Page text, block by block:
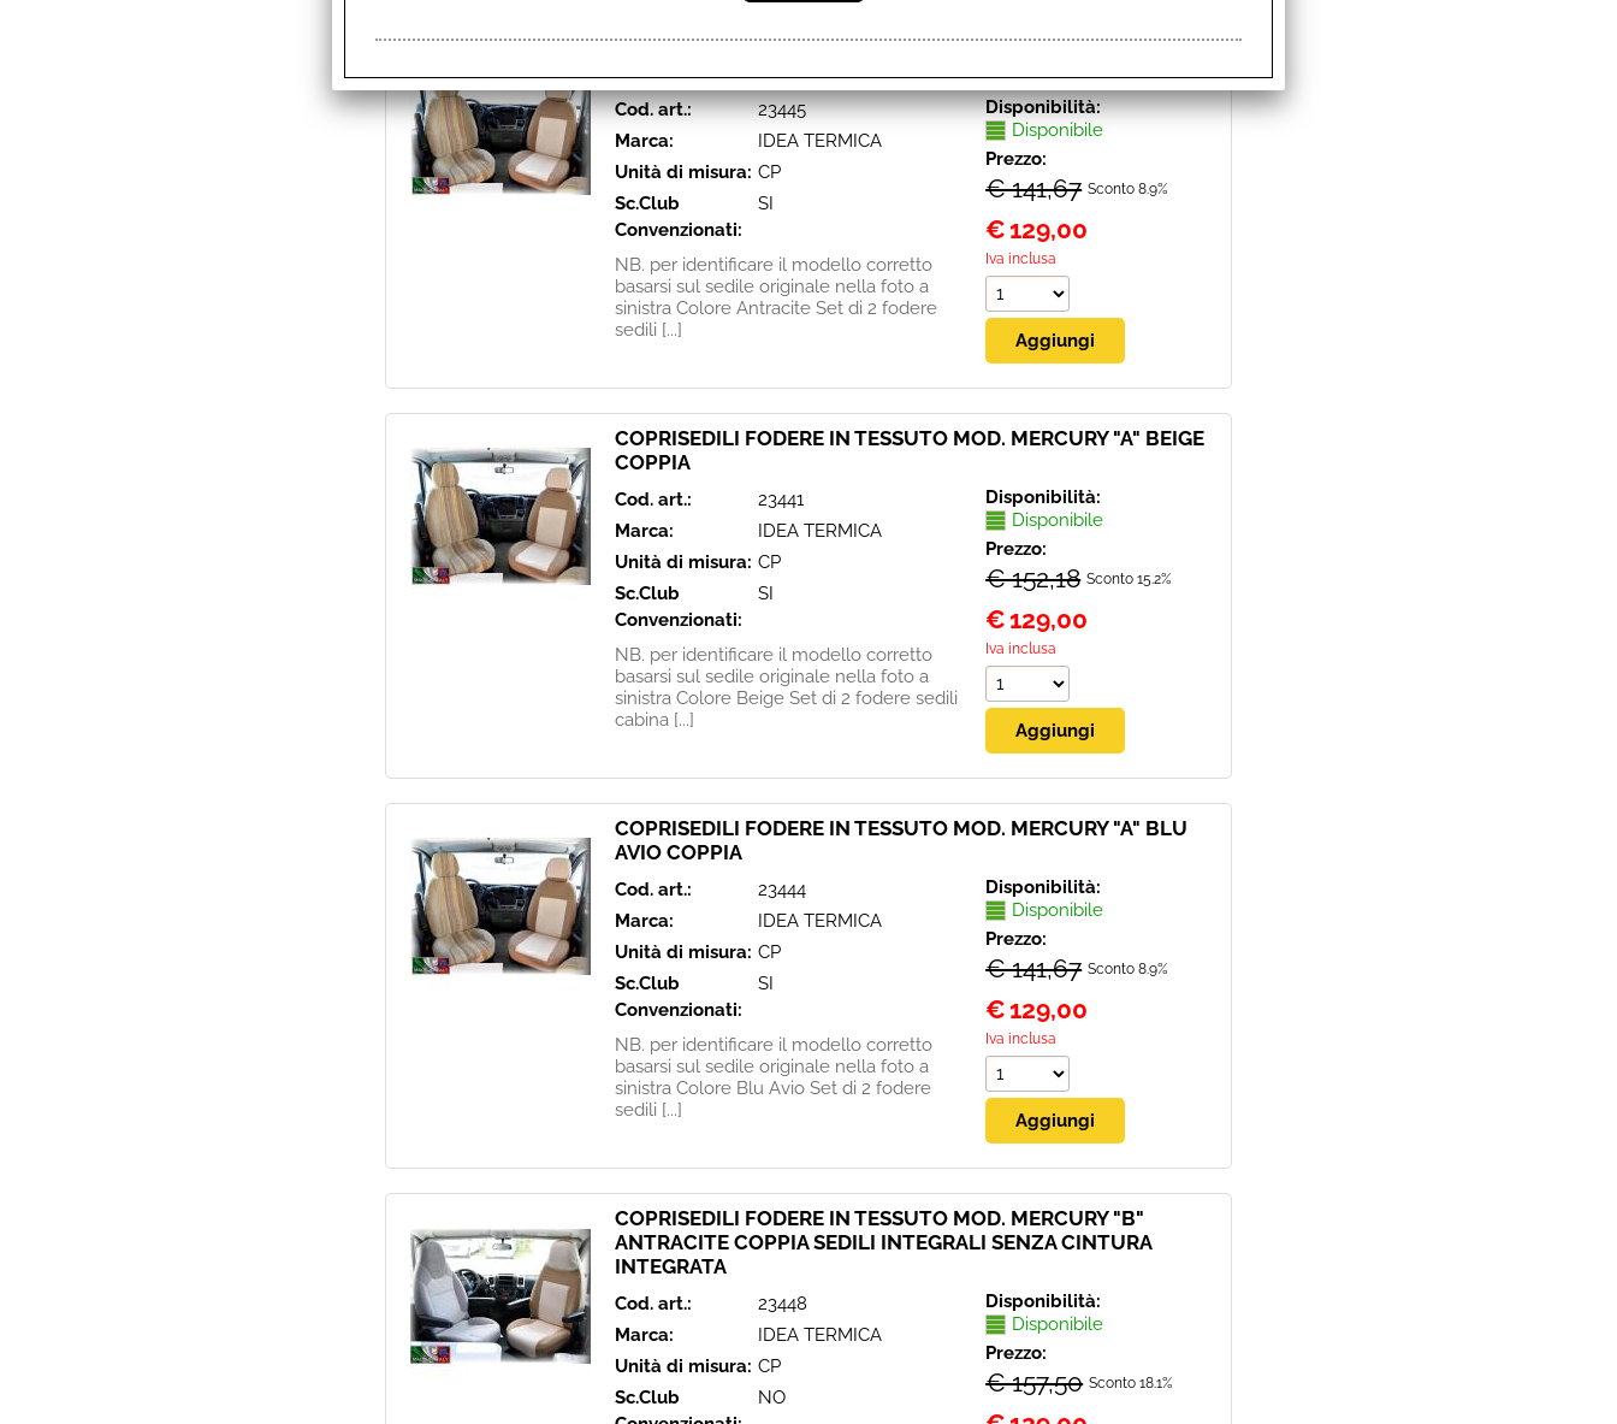
COPRISEDILI FODERE IN TESSUTO MOD. MERCURY "A"
ANTRACITE COPPIA
Cod. art.:
23445
Marca:
IDEA TERMICA
Unità di misura: CP
Sc.Club
Convenzionati:
SI
NB. per identificare il modello corretto
basarsi sul sedile originale nella foto a
sinistra Colore Antracite Set di 2 fodere
sedili [...]
Disponibilità:
Disponibile
Prezzo:
€ 141,67 Sconto 8.9%
€ 129,00
Iva inclusa
COPRISEDILI FODERE IN TESSUTO MOD. MERCURY "A" BEIGE
COPPIA
Cod. art.:
23441
Marca:
IDEA TERMICA
Unità di misura: CP
Sc.Club
Convenzionati:
SI
NB. per identificare il modello corretto
basarsi sul sedile originale nella foto a
sinistra Colore Beige Set di 2 fodere sedili
cabina [...]
Disponibilità:
Disponibile
Prezzo:
€ 152,18 Sconto 15.2%
€ 129,00
Iva inclusa
COPRISEDILI FODERE IN TESSUTO MOD. MERCURY "A" BLU
AVIO COPPIA
Cod. art.:
23444
Marca:
IDEA TERMICA
Unità di misura: CP
Sc.Club
Convenzionati:
SI
NB. per identificare il modello corretto
basarsi sul sedile originale nella foto a
sinistra Colore Blu Avio Set di 2 fodere
sedili [...]
Disponibilità:
Disponibile
Prezzo:
€ 141,67 Sconto 8.9%
€ 129,00
Iva inclusa
COPRISEDILI FODERE IN TESSUTO MOD. MERCURY "B"
ANTRACITE COPPIA SEDILI INTEGRALI SENZA CINTURA
INTEGRATA
Cod. art.:
23448
Marca:
IDEA TERMICA
Unità di misura: CP
Sc.Club
NO
Disponibilità:
Disponibile
Prezzo:
€ 157,50 Sconto 18.1%